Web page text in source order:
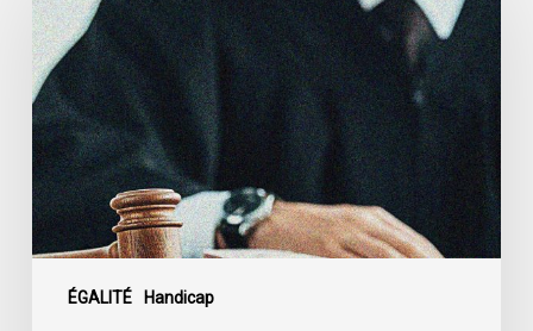
ÉGALITÉ Handicap
des
libertés
civiles
exhorte
le
gouvernement
fédéral
rejeter
l’exclusion